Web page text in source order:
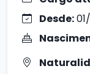
Desde: